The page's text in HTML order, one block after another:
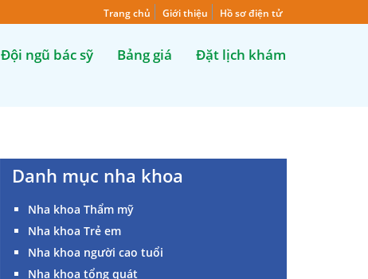
Trang chủ Giới thiệu Hồ sơ điện tử
Đội ngũ bác sỹ Bảng giá Đặt lịch khám
Danh mục nha khoa
Nha khoa Thẩm mỹ
Nha khoa Trẻ em
Nha khoa người cao tuổi
Nha khoa tổng quát